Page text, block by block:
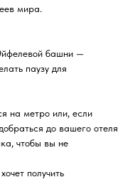
мира.
башни —
паузу для
на метро или, если
до вашего отеля
чтобы вы не
получить